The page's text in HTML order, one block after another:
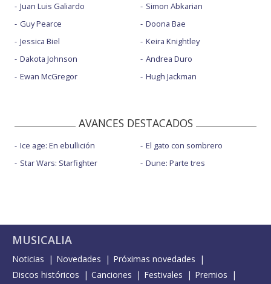
Juan Luis Galiardo
Guy Pearce
Jessica Biel
Dakota Johnson
Ewan McGregor
Simon Abkarian
Doona Bae
Keira Knightley
Andrea Duro
Hugh Jackman
AVANCES DESTACADOS
Ice age: En ebullición
Star Wars: Starfighter
El gato con sombrero
Dune: Parte tres
MUSICALIA
Noticias Novedades
Próximas novedades
Discos históricos
Canciones Festivales
Premios